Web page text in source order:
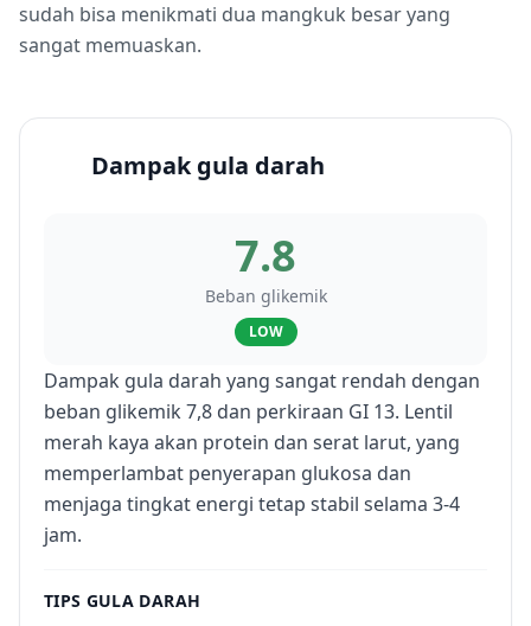
sudah bisa menikmati dua mangkuk besar yang
sangat memuaskan.
Dampak gula darah
7.8
Beban glikemik
LOW
Dampak gula darah yang sangat rendah dengan
beban glikemik 7,8 dan perkiraan GI 13. Lentil
merah kaya akan protein dan serat larut, yang
memperlambat penyerapan glukosa dan
menjaga tingkat energi tetap stabil selama 3-4
jam.
TIPS GULA DARAH